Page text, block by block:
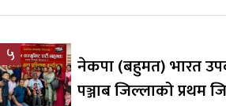
५
नेकपा (बहुमत) भारत
पञ्जाब जिल्लाको प्रथम